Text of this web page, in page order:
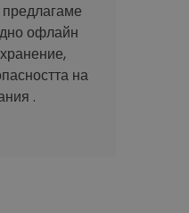
офлайн
на
.